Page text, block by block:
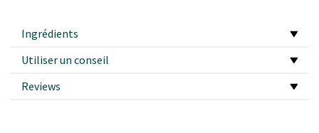
Ingrédients
Utiliser un conseil
Reviews